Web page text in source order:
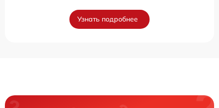
Узнать подробнее